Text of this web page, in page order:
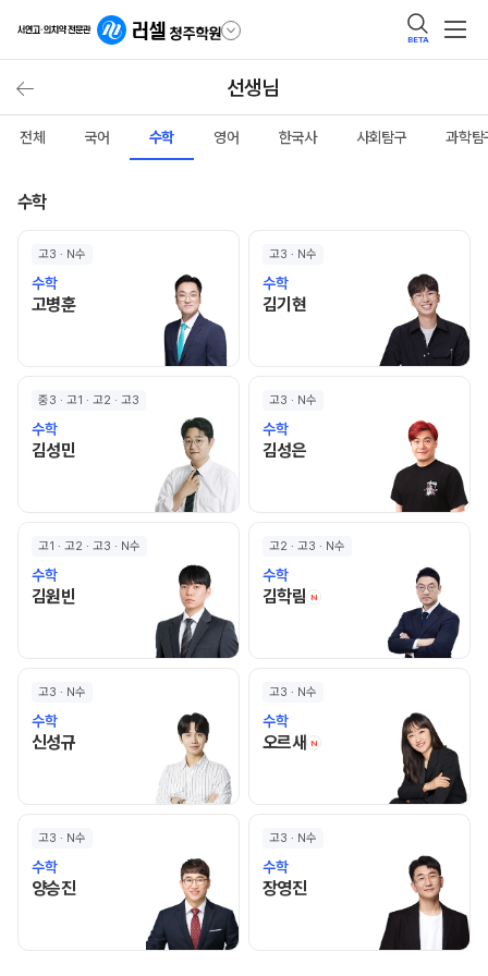
BETA
선생님
전체 국어 수학 영어 한국사 사회탐구 과학탐
수학
고3 · N수
수학
고병훈고병훈 선생님 홈 바로가기
고3 · N수
수학
김기현김기현 선생님 홈 바로가기
중3 · 고1 · 고2 · 고3
수학
김성민 김성민 선생님 홈 바로가기
고3 · N수
수학
김성은김성은 선생님 홈 바로가기
고1 · 고2 · 고3 · N수
수학
김원빈 김원빈 선생님 홈 바로가기
고2 · 고3 · N수
수학
김학림 N 김학림 선생님 홈 바로
고3 · N수
수학
신성규신성규 선생님 홈 바로가기
고3 · N수
수학
오르새 N 오르새 선생님 홈 바로
고3 · N수
수학
양승진양승진 선생님 홈 바로가기
고3 · N수
수학
장영진장영진 선생님 홈 바로가기